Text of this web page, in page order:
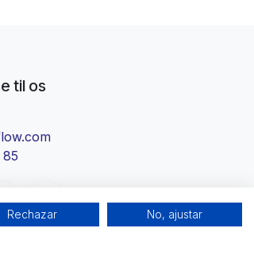
til os
Rechazar No, ajustar